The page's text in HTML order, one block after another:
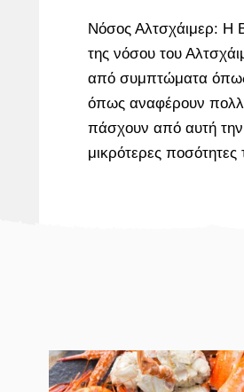
Νόσος Αλτσχάιμερ: Η
της νόσου του
από συμπτώματα όπως
όπως αναφέρουν
πάσχουν από αυτή την
μικρότερες